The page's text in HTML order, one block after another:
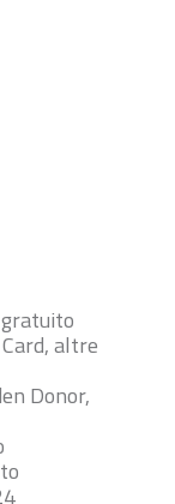
altre
Donor,